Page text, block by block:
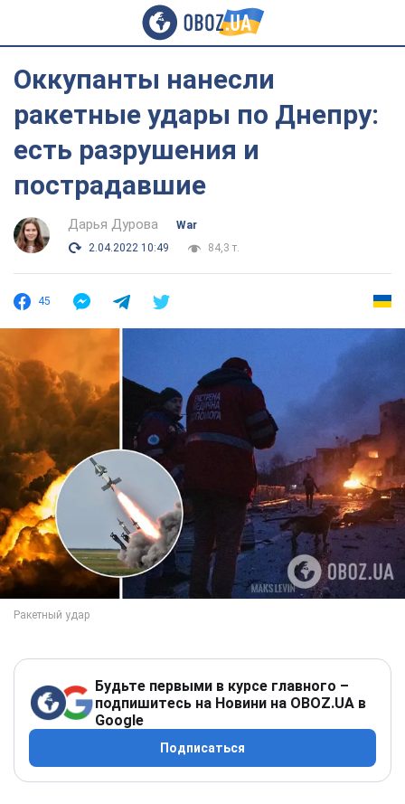
Оккупанты нанесли
ракетные удары по Днепру:
есть разрушения и
пострадавшие
Дарья Дурова
War
2.04.2022 10:49
84,3 т.
45
Будьте первыми в курсе главного –
подпишитесь на Новини на OBOZ.UA в
Google
Подписаться